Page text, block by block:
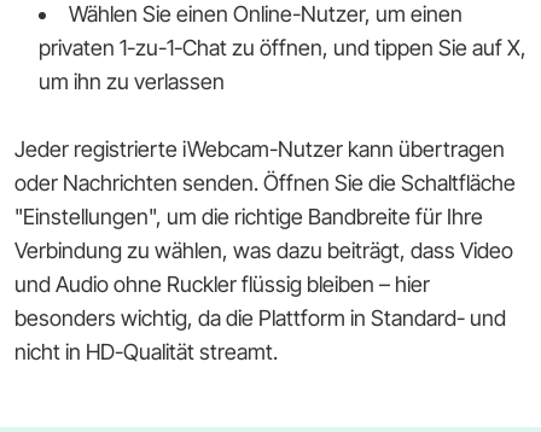
Wählen Sie einen Online-Nutzer, um einen
privaten 1-zu-1-Chat zu öffnen, und tippen Sie auf X,
um ihn zu verlassen
Jeder registrierte iWebcam-Nutzer kann übertragen
oder Nachrichten senden. Öffnen Sie die Schaltfläche
"Einstellungen", um die richtige Bandbreite für Ihre
Verbindung zu wählen, was dazu beiträgt, dass Video
und Audio ohne Ruckler flüssig bleiben – hier
besonders wichtig, da die Plattform in Standard- und
nicht in HD-Qualität streamt.